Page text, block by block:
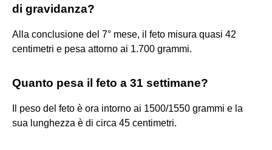
di gravidanza?
Alla conclusione del 7° mese, il feto misura quasi 42
centimetri e pesa attorno ai 1.700 grammi.
Quanto pesa il feto a 31 settimane?
Il peso del feto è ora intorno ai 1500/1550 grammi e la
sua lunghezza è di circa 45 centimetri.